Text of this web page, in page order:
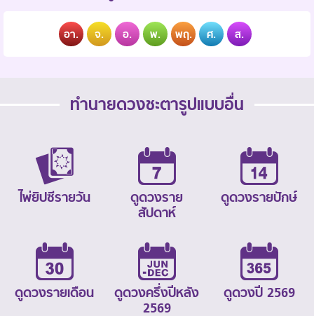
อา. จ. อ. พ. พฤ. ศ. ส.
ทำนายดวงชะตารูปแบบอื่น
ไพ่ยิปซีรายวัน
ดูดวงราย
สัปดาห์
ดูดวงรายปักษ์
ดูดวงรายเดือน
ดูดวงครึ่งปีหลัง
2569
ดูดวงปี 2569